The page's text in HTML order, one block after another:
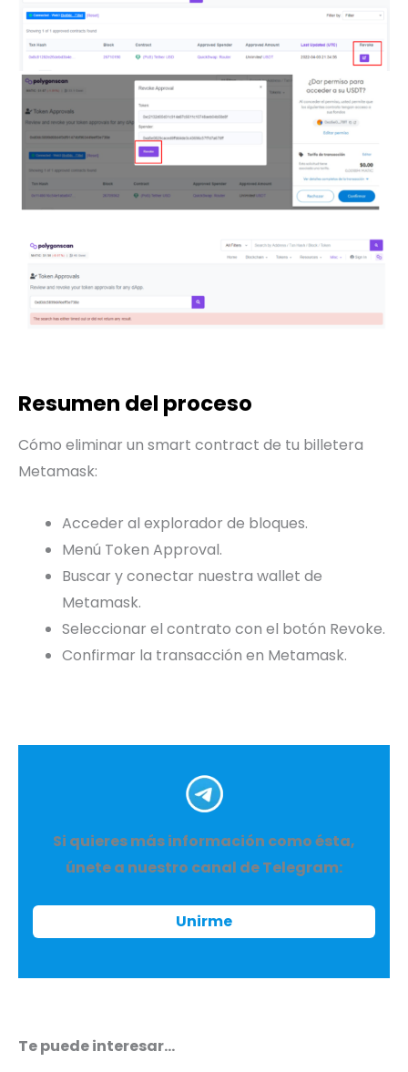
Resumen del proceso
Cómo eliminar un smart contract de tu billetera
Metamask:
Acceder al explorador de bloques.
Menú Token Approval.
Buscar y conectar nuestra wallet de
Metamask.
Seleccionar el contrato con el botón Revoke.
Confirmar la transacción en Metamask.
Si quieres más información como ésta,
únete a nuestro canal de Telegram:
Unirme
Te puede interesar…